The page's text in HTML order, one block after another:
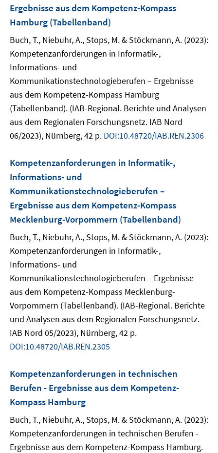
Ergebnisse aus dem Kompetenz-Kompass
Hamburg (Tabellenband)
Buch, T., Niebuhr, A., Stops, M. & Stöckmann, A. (2023):
Kompetenzanforderungen in Informatik-,
Informations- und
Kommunikationstechnologieberufen – Ergebnisse
aus dem Kompetenz-Kompass Hamburg
(Tabellenband). (IAB-Regional. Berichte und Analysen
aus dem Regionalen Forschungsnetz. IAB Nord
06/2023), Nürnberg, 42 p. DOI:10.48720/IAB.REN.2306
Kompetenzanforderungen in Informatik-,
Informations- und
Kommunikationstechnologieberufen –
Ergebnisse aus dem Kompetenz-Kompass
Mecklenburg-Vorpommern (Tabellenband)
Buch, T., Niebuhr, A., Stops, M. & Stöckmann, A. (2023):
Kompetenzanforderungen in Informatik-,
Informations- und
Kommunikationstechnologieberufen – Ergebnisse
aus dem Kompetenz-Kompass Mecklenburg-
Vorpommern (Tabellenband). (IAB-Regional. Berichte
und Analysen aus dem Regionalen Forschungsnetz.
IAB Nord 05/2023), Nürnberg, 42 p.
DOI:10.48720/IAB.REN.2305
Kompetenzanforderungen in technischen
Berufen - Ergebnisse aus dem Kompetenz-
Kompass Hamburg
Buch, T., Niebuhr, A., Stops, M. & Stöckmann, A. (2023):
Kompetenzanforderungen in technischen Berufen -
Ergebnisse aus dem Kompetenz-Kompass Hamburg.